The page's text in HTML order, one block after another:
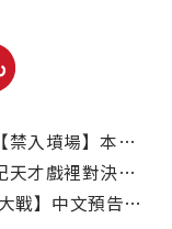
】本周電視首播
戲外煩倒科學老師
預告正式上線！